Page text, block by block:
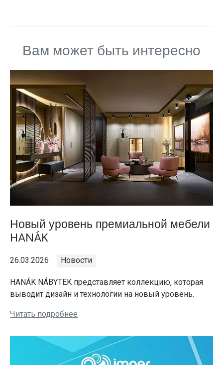
Вам может быть интересно
Новый уровень премиальной мебели
HANÁK
26.03.2026 Новости
HANÁK NÁBYTEK представляет коллекцию, которая
выводит дизайн и технологии на новый уровень.
Читать подробнее